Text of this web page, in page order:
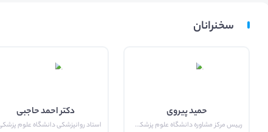
سخنرانان
حمید پیروی
رییس مرکز مشاوره دانشگاه علوم پزشکی ایران
دکتر احمد حاجبی